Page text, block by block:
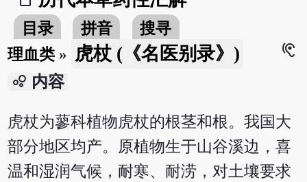
目录 拼音
搜寻
理血类 » 虎杖 (《名医别录》)
hearing
bubble_chart 内容
虎杖为蓼科植物虎杖的根茎和根。我国大
部分地区均产。原植物生于山谷溪边，喜
温和湿润气候，耐寒、耐涝，对土壤要求